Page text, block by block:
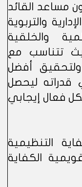
مساعد القائد
والتربوية
والخلقية
تتناسب مع
أفضل
قدراته ليحصل
فعال إيجابي
التنظيمية
الكفاية